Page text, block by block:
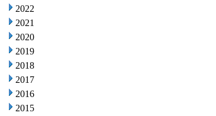
2022
2021
2020
2019
2018
2017
2016
2015